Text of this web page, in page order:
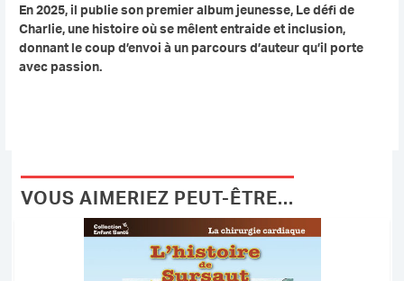
En 2025, il publie son premier album jeunesse, Le défi de
Charlie, une histoire où se mêlent entraide et inclusion,
donnant le coup d’envoi à un parcours d’auteur qu’il porte
avec passion.
VOUS AIMERIEZ PEUT-ÊTRE...